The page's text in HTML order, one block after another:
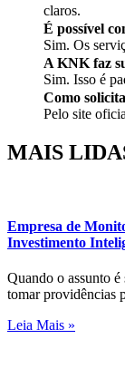
claros.
É possível
Sim. Os
A KNK faz
Sim. Isso é
Como
Pelo site
MAIS
Empresa de
Investimento
Quando o assunto é
tomar providências
Leia Mais »